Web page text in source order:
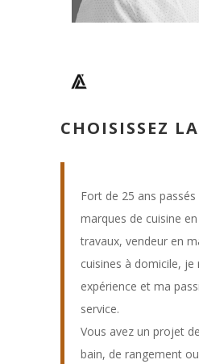
CHOISISSEZ
Fort de 25 ans
marques de cuisine
travaux, vendeur en
cuisines à domicile,
expérience et ma
service.
Vous avez un projet
bain, de rangement